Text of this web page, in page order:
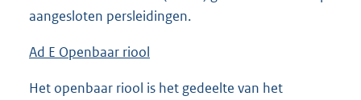
aangesloten persleidingen.
Ad E Openbaar riool
Het openbaar riool is het gedeelte van het